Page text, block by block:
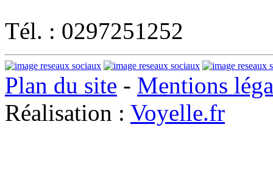
Tél. : 0297251252
Plan du site - Mentions
Réalisation : Voyelle.fr